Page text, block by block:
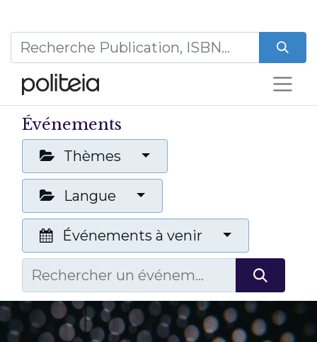
Événements
Thèmes
Langue
Événements à venir